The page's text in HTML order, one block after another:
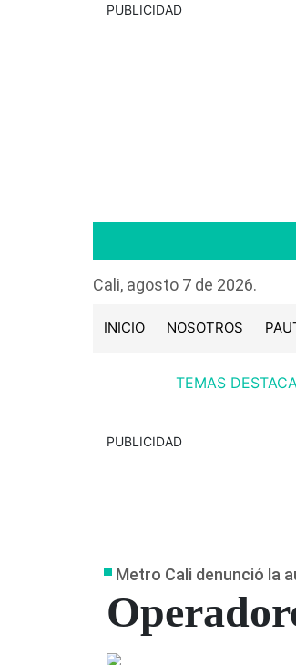
PUBLICIDAD
Cali, agosto 7 de 2026.
INICIO NOSOTROS
TEMAS
PUBLICIDAD
Metro Cali denunció la